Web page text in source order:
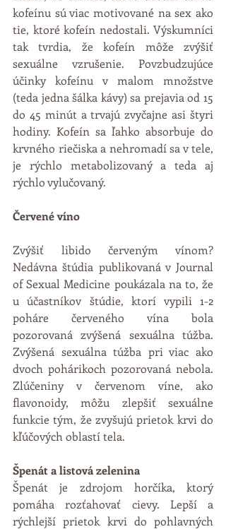
kofeínu sú viac motivované na sex ako
tie, ktoré kofeín nedostali. Výskumníci
tak tvrdia, že kofeín môže zvýšiť
sexuálne vzrušenie. Povzbudzujúce
účinky kofeínu v malom množstve
(teda jedna šálka kávy) sa prejavia od 15
do 45 minút a trvajú zvyčajne asi štyri
hodiny. Kofeín sa ľahko absorbuje do
krvného riečiska a nehromadí sa v tele,
je rýchlo metabolizovaný a teda aj
rýchlo vylučovaný.
Červené víno
Zvýšiť libido červeným vínom?
Nedávna štúdia publikovaná v Journal
of Sexual Medicine poukázala na to, že
u účastníkov štúdie, ktorí vypili 1-2
poháre červeného vína bola
pozorovaná zvýšená sexuálna túžba.
Zvýšená sexuálna túžba pri viac ako
dvoch pohárikoch pozorovaná nebola.
Zlúčeniny v červenom víne, ako
flavonoidy, môžu zlepšiť sexuálne
funkcie tým, že zvyšujú prietok krvi do
kľúčových oblastí tela.
Špenát a listová zelenina
Špenát je zdrojom horčíka, ktorý
pomáha rozťahovať cievy. Lepší a
rýchlejší prietok krvi do pohlavných